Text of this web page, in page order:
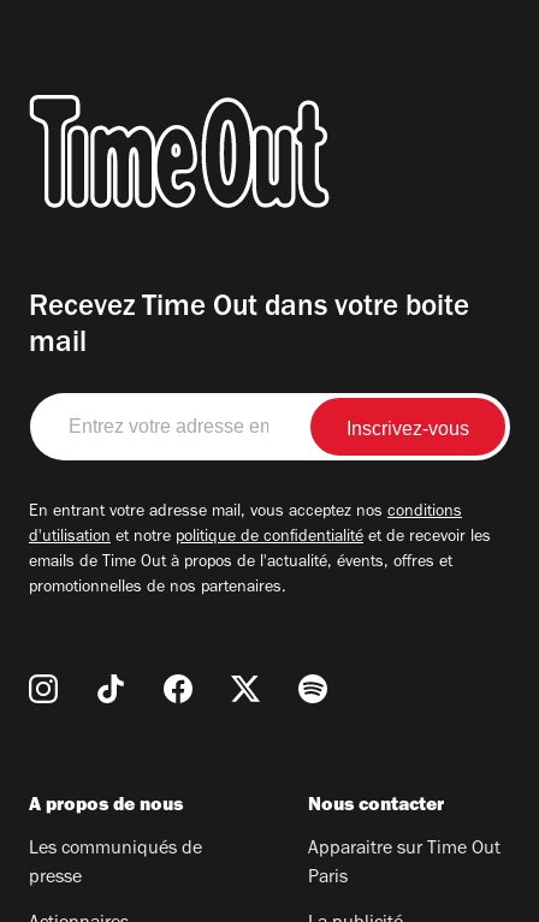
Recevez Time Out dans votre boite
mail
Entrez
votre
adresse
En entrant votre adresse mail, vous acceptez nos conditions
d'utilisation et notre politique de confidentialité et de recevoir les
emails de Time Out à propos de l'actualité, évents, offres et
promotionnelles de nos partenaires.
A propos de nous
Les communiqués de
presse
Nous contacter
Apparaitre sur Time Out
Paris